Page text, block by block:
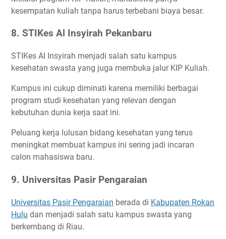
kesempatan kuliah tanpa harus terbebani biaya besar.
8. STIKes Al Insyirah Pekanbaru
STIKes Al Insyirah menjadi salah satu kampus
kesehatan swasta yang juga membuka jalur KIP Kuliah.
Kampus ini cukup diminati karena memiliki berbagai
program studi kesehatan yang relevan dengan
kebutuhan dunia kerja saat ini.
Peluang kerja lulusan bidang kesehatan yang terus
meningkat membuat kampus ini sering jadi incaran
calon mahasiswa baru.
9. Universitas Pasir Pengaraian
Universitas Pasir Pengaraian berada di Kabupaten Rokan
Hulu dan menjadi salah satu kampus swasta yang
berkembang di Riau.